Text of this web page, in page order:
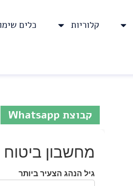
קלוריות
כלים
קבוצת Whatsapp
מחשבון
גיל הנהג הצעיר ביותר